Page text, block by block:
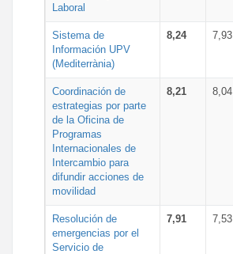
Laboral
Sistema de
Información UPV
(Mediterrània)
8,24 7,93
Coordinación de
estrategias por parte
de la Oficina de
Programas
Internacionales de
Intercambio para
difundir acciones de
movilidad
8,21 8,04
Resolución de
emergencias por el
Servicio de
7,91 7,53